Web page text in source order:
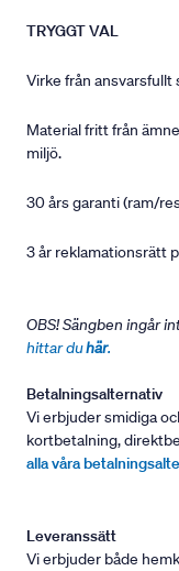
TRYGGT VAL
Virke från
Material fritt från
miljö.
30 års garanti (ram/
3 år reklamationsrätt
OBS! Sängben ingår
hittar duhär.
Betalningsalternativ
Vi erbjuder smidiga
kortbetalning,
alla våra
Leveranssätt
Vi erbjuder både